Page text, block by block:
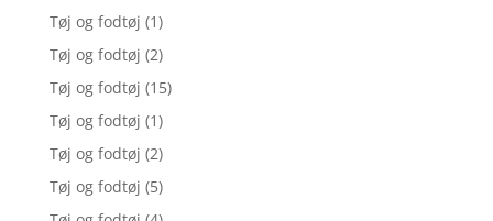
Tøj og fodtøj (1)
Tøj og fodtøj (2)
Tøj og fodtøj (15)
Tøj og fodtøj (1)
Tøj og fodtøj (2)
Tøj og fodtøj (5)